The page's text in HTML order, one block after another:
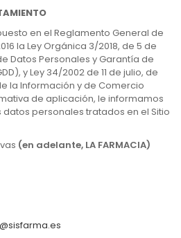
en el Reglamento General de
la Ley Orgánica 3/2018, de 5 de
Datos Personales y Garantía de
y Ley 34/2002 de 11 de julio, de
la Información y de Comercio
de aplicación, le informamos
personales tratados en el Sitio
(en adelante, LA FARMACIA)